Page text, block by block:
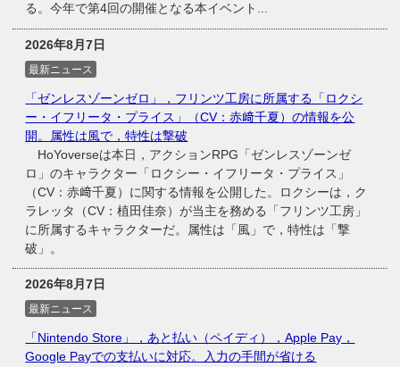
る。今年で第4回の開催となる本イベント...
2026年8月7日
最新ニュース
「ゼンレスゾーンゼロ」，フリンツ工房に所属する「ロクシ
ー・イフリータ・プライス」（CV：赤﨑千夏）の情報を公
開。属性は風で，特性は撃破
HoYoverseは本日，アクションRPG「ゼンレスゾーンゼ
ロ」のキャラクター「ロクシー・イフリータ・プライス」
（CV：赤﨑千夏）に関する情報を公開した。ロクシーは，ク
ラレッタ（CV：植田佳奈）が当主を務める「フリンツ工房」
に所属するキャラクターだ。属性は「風」で，特性は「撃
破」。
2026年8月7日
最新ニュース
「Nintendo Store」，あと払い（ペイディ），Apple Pay，
Google Payでの支払いに対応。入力の手間が省ける